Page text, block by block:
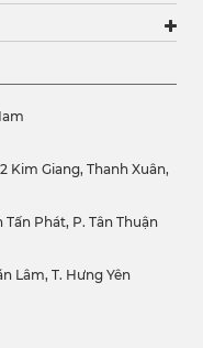
Kim Giang, Thanh Xuân,
Tấn Phát, P. Tân Thuận
Lâm, T. Hưng Yên